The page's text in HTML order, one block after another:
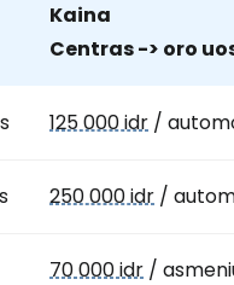
Kaina
Centras -> oro
125 000 idr /
250 000 idr /
70 000 idr /